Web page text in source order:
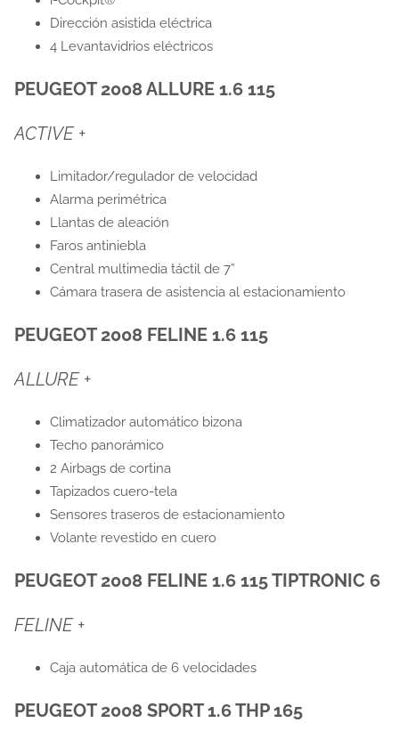
Dirección asistida eléctrica
4 Levantavidrios eléctricos
PEUGEOT 2008 ALLURE 1.6 115
ACTIVE +
Limitador/regulador de velocidad
Alarma perimétrica
Llantas de aleación
Faros antiniebla
Central multimedia táctil de 7”
Cámara trasera de asistencia al estacionamiento
PEUGEOT 2008 FELINE 1.6 115
ALLURE +
Climatizador automático bizona
Techo panorámico
2 Airbags de cortina
Tapizados cuero-tela
Sensores traseros de estacionamiento
Volante revestido en cuero
PEUGEOT 2008 FELINE 1.6 115 TIPTRONIC 6
FELINE +
Caja automática de 6 velocidades
PEUGEOT 2008 SPORT 1.6 THP 165